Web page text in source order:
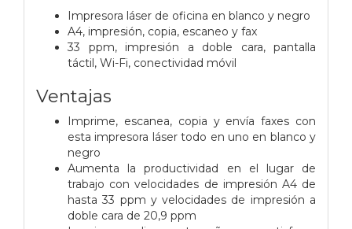
Impresora láser de oficina en blanco y negro
A4, impresión, copia, escaneo y fax
33 ppm, impresión a doble cara, pantalla
táctil, Wi-Fi, conectividad móvil
Ventajas
Imprime, escanea, copia y envía faxes con
esta impresora láser todo en uno en blanco y
negro
Aumenta la productividad en el lugar de
trabajo con velocidades de impresión A4 de
hasta 33 ppm y velocidades de impresión a
doble cara de 20,9 ppm